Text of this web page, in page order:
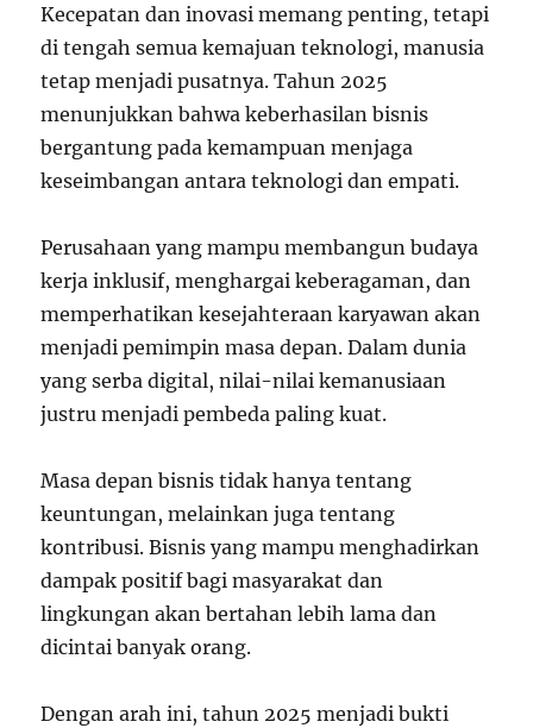
Kecepatan dan inovasi memang penting, tetapi
di tengah semua kemajuan teknologi, manusia
tetap menjadi pusatnya. Tahun 2025
menunjukkan bahwa keberhasilan bisnis
bergantung pada kemampuan menjaga
keseimbangan antara teknologi dan empati.
Perusahaan yang mampu membangun budaya
kerja inklusif, menghargai keberagaman, dan
memperhatikan kesejahteraan karyawan akan
menjadi pemimpin masa depan. Dalam dunia
yang serba digital, nilai-nilai kemanusiaan
justru menjadi pembeda paling kuat.
Masa depan bisnis tidak hanya tentang
keuntungan, melainkan juga tentang
kontribusi. Bisnis yang mampu menghadirkan
dampak positif bagi masyarakat dan
lingkungan akan bertahan lebih lama dan
dicintai banyak orang.
Dengan arah ini, tahun 2025 menjadi bukti